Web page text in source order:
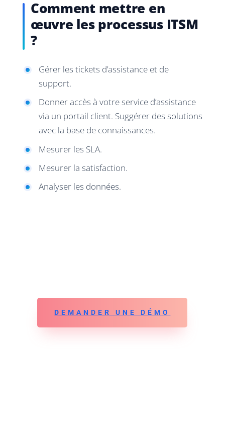
Comment mettre en
œuvre les processus ITSM
?
Gérer les tickets d’assistance et de
support.
Donner accès à votre service d’assistance
via un portail client. Suggérer des solutions
avec la base de connaissances.
Mesurer les SLA.
Mesurer la satisfaction.
Analyser les données.
DEMANDER UNE DÉMO